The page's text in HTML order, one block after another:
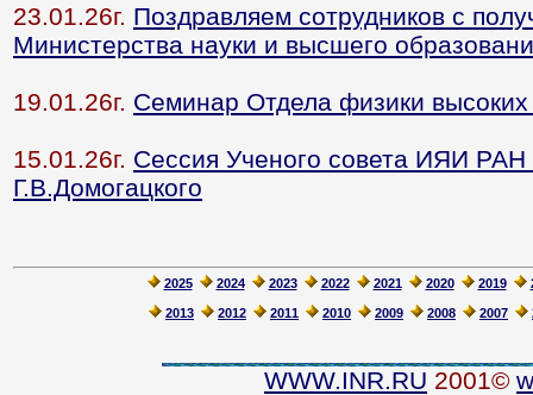
23.01.26г. Поздравляем сотрудников с
Министерства науки и высшего
19.01.26г. Семинар Отдела физики
15.01.26г. Cессия Ученого совета ИЯИ
Г.В.Домогацкого
2025 2024 2023 2022 2021 2020 2019
2013 2012 2011 2010 2009 2008 2007
WWW.INR.RU 2001©